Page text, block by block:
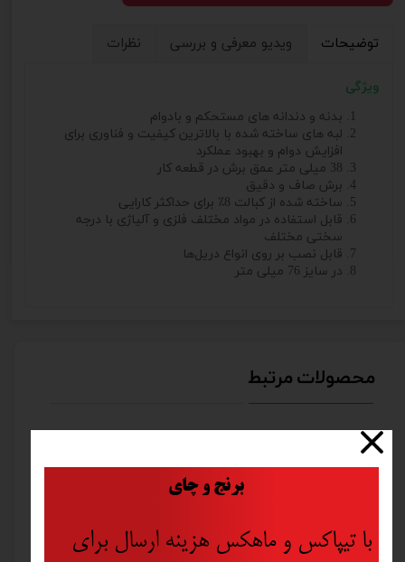
توضیحات ویدیو معرفی و بررسی نظرات
ویژگی
بدنه و دندانه های مستحکم و بادوام
لبه های ساخته شده با بالاترین کیفیت و فناوری برای
افزایش دوام و بهبود عملکرد
38 میلی متر عمق برش در قطعه کار
برش صاف و دقیق
ساخته شده از کبالت 8٪ برای حداکثر کارایی
قابل استفاده در مواد مختلف فلزی و آلیاژی با درجه
سختی مختلف
قابل نصب بر روی انواع دریل‌ها
در سایز 76 میلی متر
محصولات مرتبط
برنج و چای
با تیپاکس و ماهکس هزینه ارسال برای